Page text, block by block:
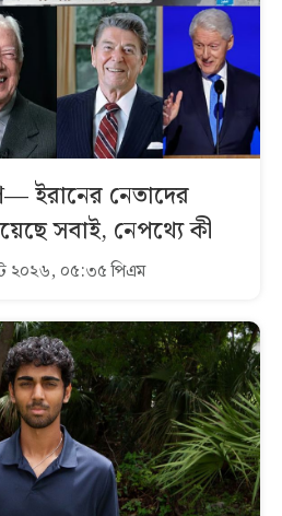
ইরানের নেতাদের
সবাই, নেপথ্যে কী
২০২৬, ০৫:৩৫ পিএম